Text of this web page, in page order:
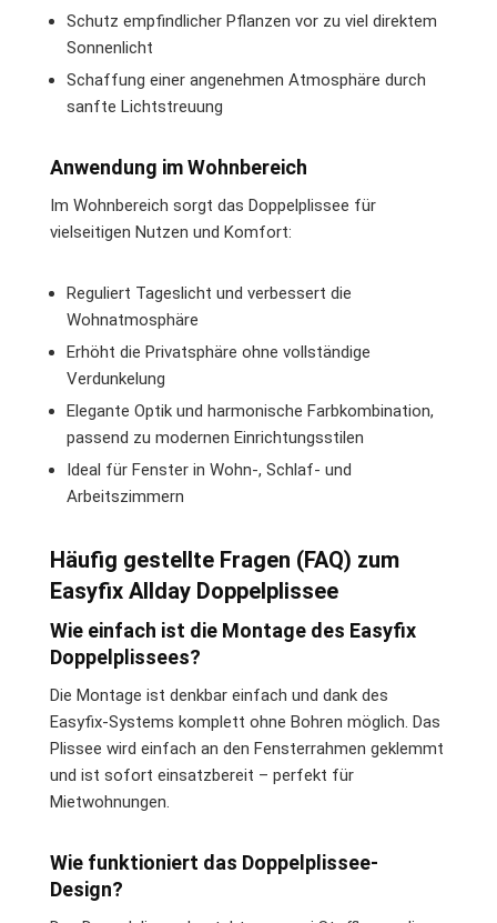
Schutz empfindlicher Pflanzen vor zu viel direktem
Sonnenlicht
Schaffung einer angenehmen Atmosphäre durch
sanfte Lichtstreuung
Anwendung im Wohnbereich
Im Wohnbereich sorgt das Doppelplissee für
vielseitigen Nutzen und Komfort:
Reguliert Tageslicht und verbessert die
Wohnatmosphäre
Erhöht die Privatsphäre ohne vollständige
Verdunkelung
Elegante Optik und harmonische Farbkombination,
passend zu modernen Einrichtungsstilen
Ideal für Fenster in Wohn-, Schlaf- und
Arbeitszimmern
Häufig gestellte Fragen (FAQ) zum
Easyfix Allday Doppelplissee
Wie einfach ist die Montage des Easyfix
Doppelplissees?
Die Montage ist denkbar einfach und dank des
Easyfix-Systems komplett ohne Bohren möglich. Das
Plissee wird einfach an den Fensterrahmen geklemmt
und ist sofort einsatzbereit – perfekt für
Mietwohnungen.
Wie funktioniert das Doppelplissee-
Design?